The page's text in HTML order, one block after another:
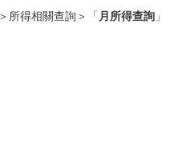
所得相關查詢＞「 月所得查詢 」